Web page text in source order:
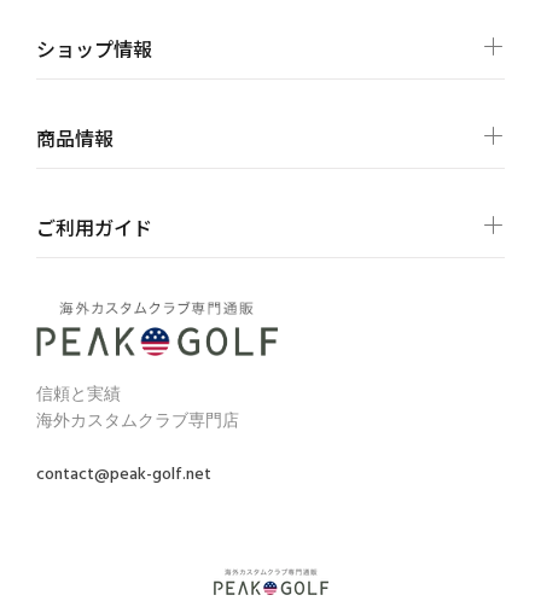
ショップ情報
商品情報
ご利用ガイド
信頼と実績
海外カスタムクラブ専門店
contact@peak-golf.net